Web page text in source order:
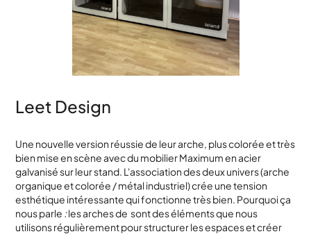
Leet Design
Une nouvelle version réussie de leur arche, plus colorée et très
bien mise en scène avec du mobilier Maximum en acier
galvanisé sur leur stand. L'association des deux univers (arche
organique et colorée / métal industriel) crée une tension
esthétique intéressante qui fonctionne très bien. Pourquoi ça
nous parle :les arches de sont des éléments que nous
utilisons régulièrement pour structurer les espaces et créer